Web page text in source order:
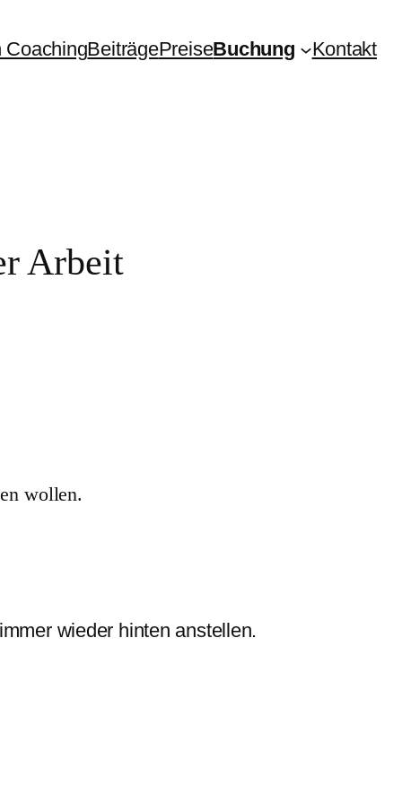
CoachingBeiträgePreiseBuchung Kontakt
Arbeit
wollen.
wieder hinten anstellen.